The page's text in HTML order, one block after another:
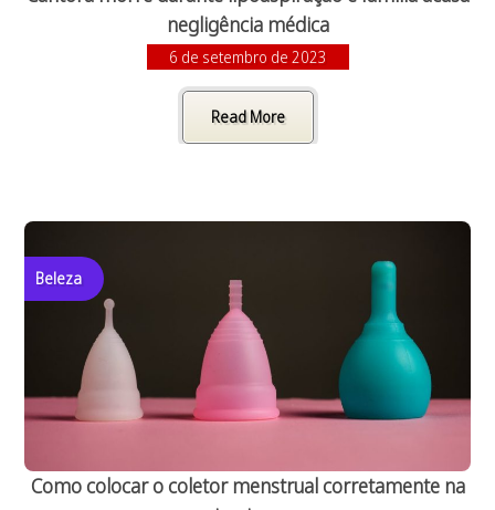
negligência médica
6 de setembro de 2023
Read More
Beleza
Como colocar o coletor menstrual corretamente na